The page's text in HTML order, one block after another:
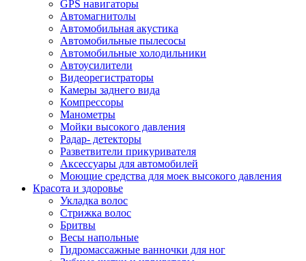
GPS навигаторы
Автомагнитолы
Автомобильная акустика
Автомобильные пылесосы
Автомобильные холодильники
Автоусилители
Видеорегистраторы
Камеры заднего вида
Компрессоры
Манометры
Мойки высокого давления
Радар- детекторы
Разветвители прикуривателя
Аксессуары для автомобилей
Моющие средства для моек высокого давления
Красота и здоровье
Укладка волос
Стрижка волос
Бритвы
Весы напольные
Гидромассажные ванночки для ног